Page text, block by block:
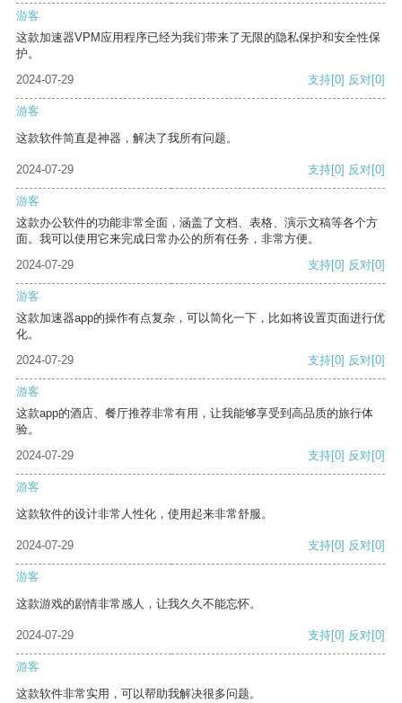
游客
这款加速器VPM应用程序已经为我们带来了无限的隐私保护和安全性保
护。
2024-07-29
支持[0] 反对[0]
游客
这款软件简直是神器，解决了我所有问题。
2024-07-29 支持[0] 反对[0]
游客
这款办公软件的功能非常全面，涵盖了文档、表格、演示文稿等各个方
面。我可以使用它来完成日常办公的所有任务，非常方便。
2024-07-29
支持[0] 反对[0]
游客
这款加速器app的操作有点复杂，可以简化一下，比如将设置页面进行优
化。
2024-07-29
支持[0] 反对[0]
游客
这款app的酒店、餐厅推荐非常有用，让我能够享受到高品质的旅行体
验。
2024-07-29
支持[0] 反对[0]
游客
这款软件的设计非常人性化，使用起来非常舒服。
2024-07-29 支持[0] 反对[0]
游客
这款游戏的剧情非常感人，让我久久不能忘怀。
2024-07-29 支持[0] 反对[0]
游客
这款软件非常实用，可以帮助我解决很多问题。